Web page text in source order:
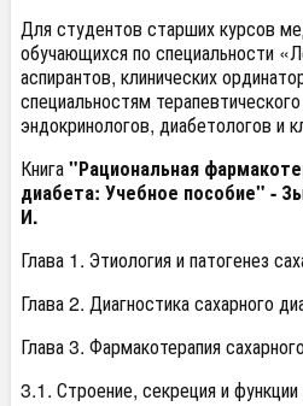
Для студентов старших курсов
обучающихся по специальности
аспирантов, клинических
специальностям
эндокринологов, диабетологов и
Книга"Рациональная
диабета: Учебное пособие" -
И.
Глава 1. Этиология и патогенез
Глава 2. Диагностика сахарного
Глава 3. Фармакотерапия
3.1. Строение, секреция и функции